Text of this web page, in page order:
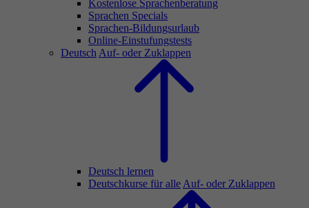
Kostenlose Sprachenberatung
Sprachen Specials
Sprachen-Bildungsurlaub
Online-Einstufungstests
Deutsch Auf- oder Zuklappen
Deutsch lernen
Deutschkurse für alle Auf- oder Zuklappen